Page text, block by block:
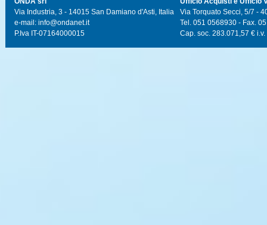
Via Industria, 3 - 14015 San Damiano d'Asti, Italia
e-mail: info@ondanet.it
P.Iva IT-07164000015
Via Torquato Secci, 5/7 -
Tel. 051 0568930 - Fax.
Cap. soc. 283.071,57 € i.v.